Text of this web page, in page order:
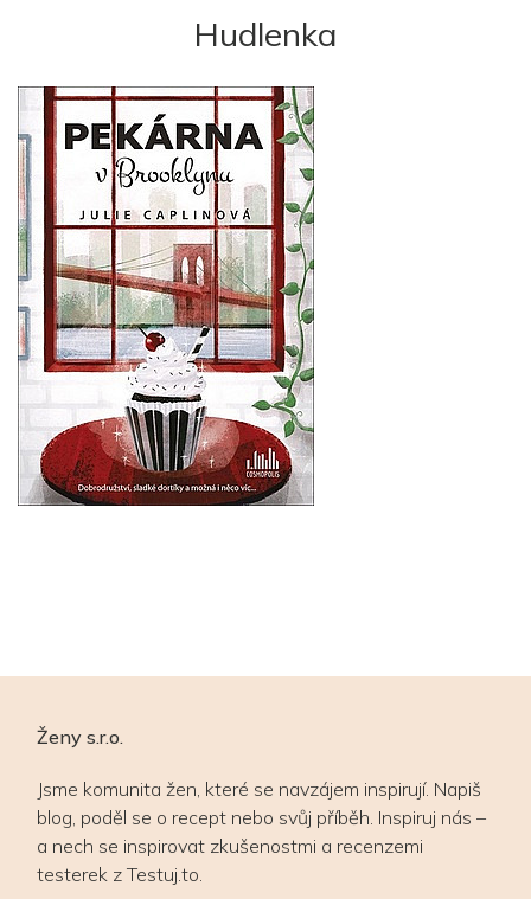
Hudlenka
Ženy s.r.o.
Jsme komunita žen, které se navzájem inspirují. Napiš
blog, poděl se o recept nebo svůj příběh. Inspiruj nás –
a nech se inspirovat zkušenostmi a recenzemi
testerek z Testuj.to.